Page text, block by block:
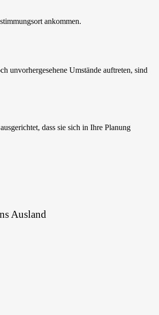
ankommen.
unvorhergesehene Umstände auftreten, sind
dass sie sich in Ihre Planung
Ausland